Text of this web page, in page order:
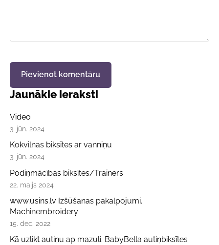
Jaunākie ieraksti
Video
3. jūn. 2024
Kokvilnas biksītes ar vanniņu
3. jūn. 2024
Podiņmācības biksītes/Trainers
22. maijs 2024
www.usins.lv Izšūšanas pakalpojumi.
Machinembroidery
15. dec. 2022
Kā uzlikt autiņu ap mazuli. BabyBella autiņbiksītes